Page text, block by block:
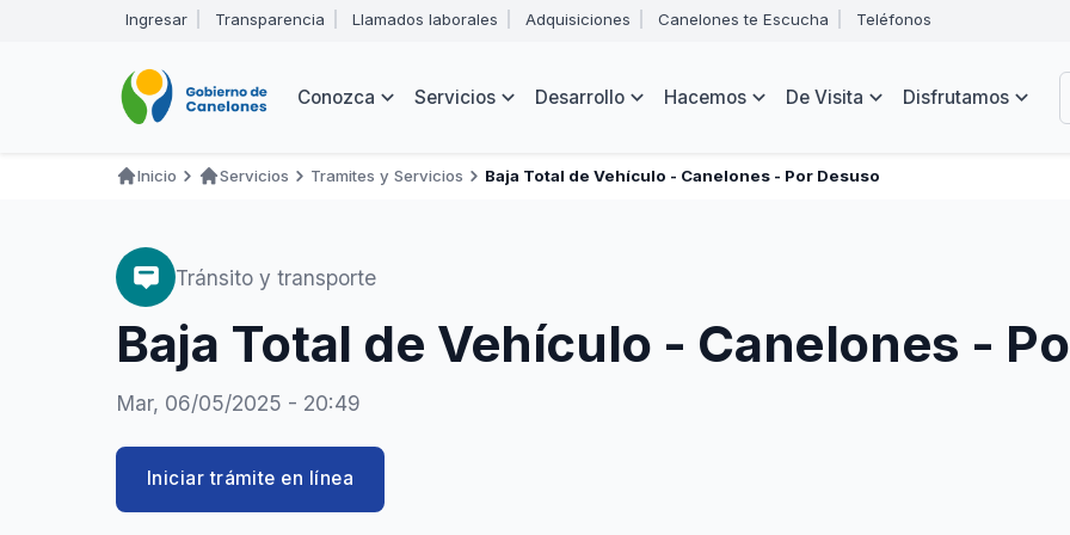
de
Abrir
menú
navegación
Ingresar Transparencia Llamados laborales Adquisiciones Canelones te Escucha Teléfonos
Navegación
Conozca Servicios Desarrollo Hacemos De Visita Disfrutamos
navegación
Inicio Servicios Tramites y Servicios Baja Total de Vehículo - Canelones - Por Desuso
Tránsito y transporte
Baja Total de Vehículo - Canelones -
Mar, 06/05/2025 - 20:49
Iniciar trámite en línea